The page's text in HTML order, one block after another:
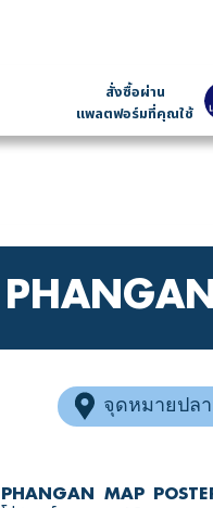
สั่งซื้อผ่าน
แพลตฟอร์มที่คุณใช้
จุดหมายปล
PHANGAN MAP